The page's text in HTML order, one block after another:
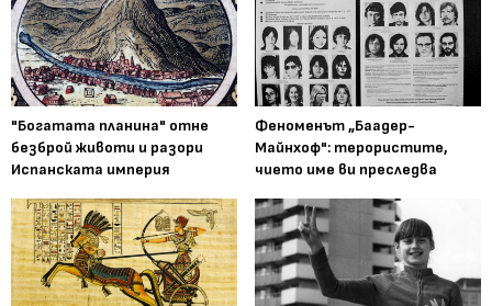
"Богатата планина" отне
безброй животи и разори
Испанската империя
Феноменът „Баадер-
Майнхоф": терористите,
чието име ви преследва